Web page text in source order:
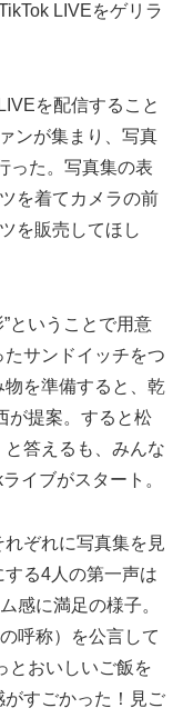
LIVEをゲリラ
を配信すること
ンが集まり、写真
った。写真集の表
を着てカメラの前
を販売してほし
ということで用意
サンドイッチをつ
を準備すると、乾
が提案。すると松
答えるも、みんな
イブがスタート。
ぞれに写真集を見
る4人の第一声は
感に満足の様子。
呼称）を公言して
とおいしいご飯を
すごかった！見ご